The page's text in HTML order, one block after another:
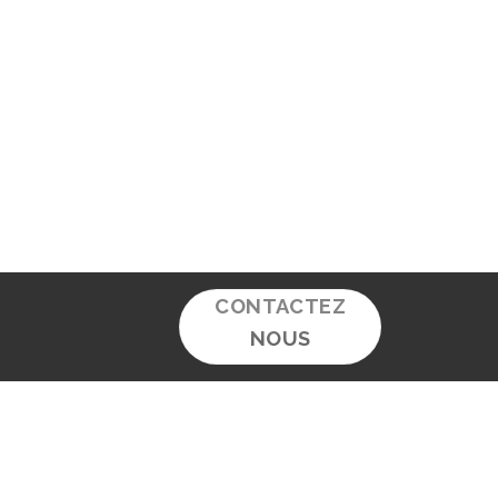
CONTACTEZ
NOUS